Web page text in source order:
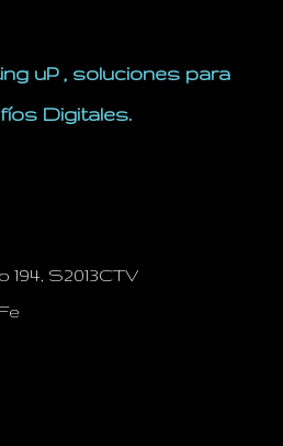
uP , soluciones para
Digitales.
S2013CTV